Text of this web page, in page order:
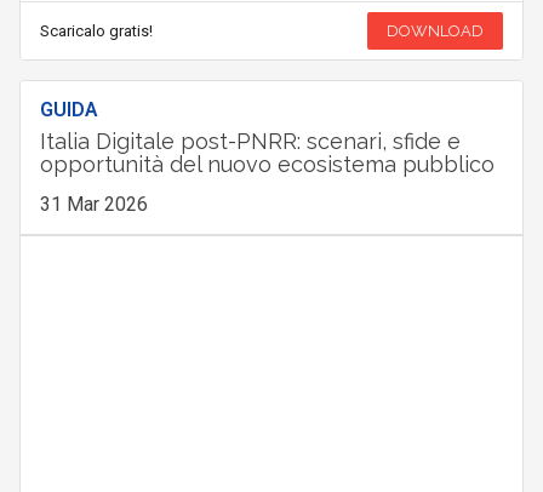
Scaricalo gratis! DOWNLOAD
GUIDA
Italia Digitale post-PNRR: scenari, sfide e
opportunità del nuovo ecosistema pubblico
31 Mar 2026